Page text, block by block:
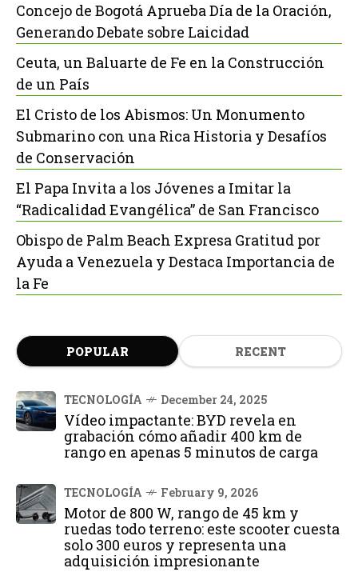
Concejo de Bogotá Aprueba Día de la Oración,
Generando Debate sobre Laicidad
Ceuta, un Baluarte de Fe en la Construcción
de un País
El Cristo de los Abismos: Un Monumento
Submarino con una Rica Historia y Desafíos
de Conservación
El Papa Invita a los Jóvenes a Imitar la
“Radicalidad Evangélica” de San Francisco
Obispo de Palm Beach Expresa Gratitud por
Ayuda a Venezuela y Destaca Importancia de
la Fe
POPULAR RECENT
TECNOLOGÍA December 24, 2025
Vídeo impactante: BYD revela en
grabación cómo añadir 400 km de
rango en apenas 5 minutos de carga
TECNOLOGÍA February 9, 2026
Motor de 800 W, rango de 45 km y
ruedas todo terreno: este scooter cuesta
solo 300 euros y representa una
adquisición impresionante